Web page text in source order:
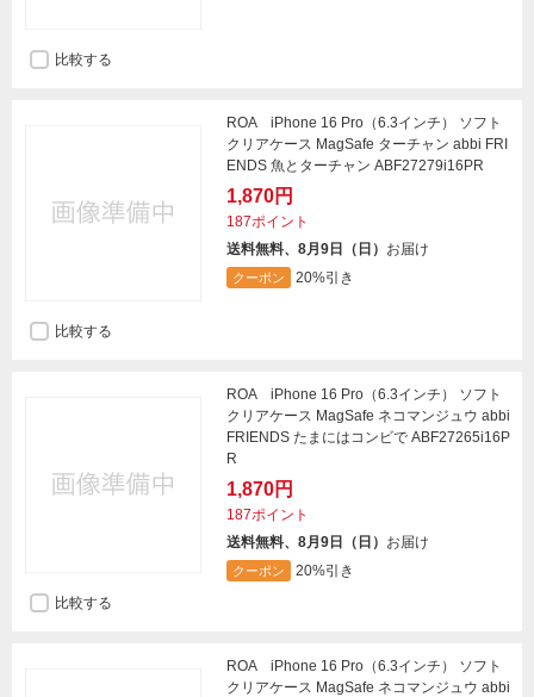
比較する
ROA iPhone 16 Pro（6.3インチ） ソフト
クリアケース MagSafe ターチャン abbi FRI
ENDS 魚とターチャン ABF27279i16PR
1,870円
187ポイント
送料無料、8月9日（日） お届け
クーポン 20%引き
比較する
ROA iPhone 16 Pro（6.3インチ） ソフト
クリアケース MagSafe ネコマンジュウ abbi
FRIENDS たまにはコンビで ABF27265i16P
R
1,870円
187ポイント
送料無料、8月9日（日） お届け
クーポン
20%引き
比較する
ROA iPhone 16 Pro（6.3インチ） ソフト
クリアケース MagSafe ネコマンジュウ abbi